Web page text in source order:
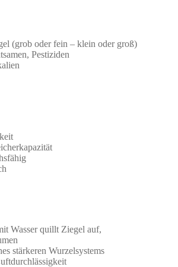
(grob oder fein – klein oder groß)
Pestiziden
Wasser quillt Ziegel auf,
stärkeren Wurzelsystems